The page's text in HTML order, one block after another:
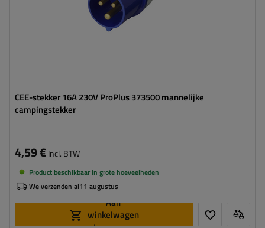
CEE-stekker 16A 230V ProPlus 373500 mannelijke
campingstekker
4,59 €Incl. BTW
Product beschikbaar in grote hoeveelheden
We verzenden al11 augustus
Aan
winkelwagen